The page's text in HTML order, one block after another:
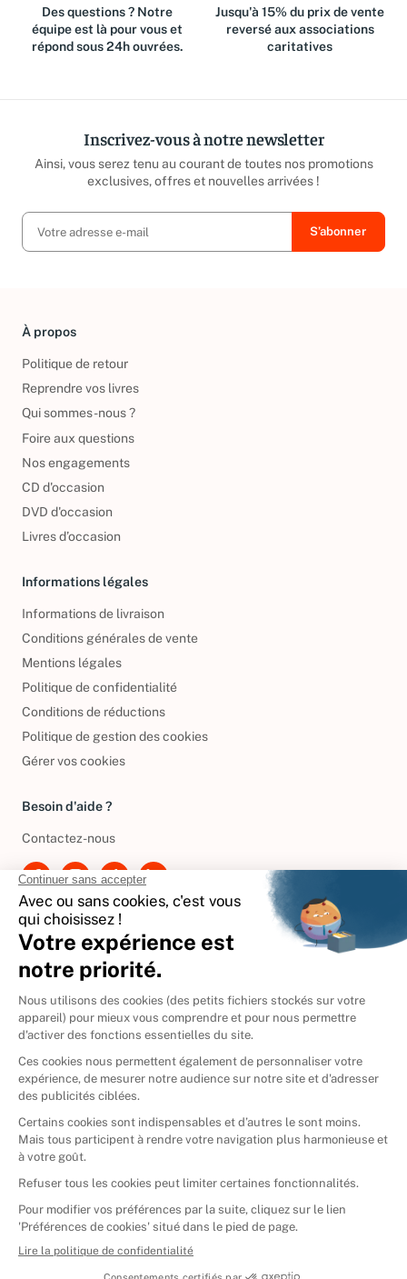
Des questions ? Notre
équipe est là pour vous et
répond sous 24h ouvrées.
Jusqu'à 15% du prix de vente
reversé aux associations
caritatives
Inscrivez-vous à notre newsletter
Ainsi, vous serez tenu au courant de toutes nos promotions
exclusives, offres et nouvelles arrivées !
À propos
Politique de retour
Reprendre vos livres
Qui sommes-nous ?
Foire aux questions
Nos engagements
CD d'occasion
DVD d'occasion
Livres d’occasion
Informations légales
Informations de livraison
Conditions générales de vente
Mentions légales
Politique de confidentialité
Conditions de réductions
Politique de gestion des cookies
Gérer vos cookies
Besoin d'aide ?
Contactez-nous
International
🇪🇸 Espagne
🇩🇪Allemagne
🇮🇹 Italie